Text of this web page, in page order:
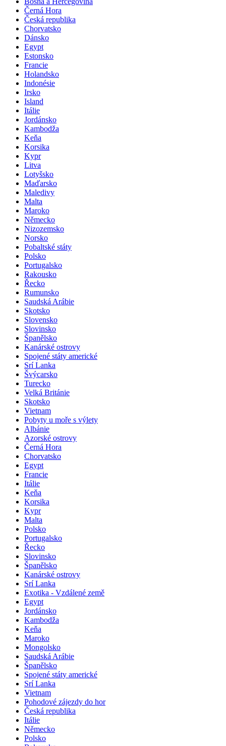
Černá Hora
Česká republika
Chorvatsko
Dánsko
Egypt
Estonsko
Francie
Holandsko
Indonésie
Irsko
Island
Itálie
Jordánsko
Kambodža
Keňa
Korsika
Kypr
Litva
Lotyšsko
Maďarsko
Maledivy
Malta
Maroko
Německo
Nizozemsko
Norsko
Pobaltské státy
Polsko
Portugalsko
Rakousko
Řecko
Rumunsko
Saudská Arábie
Skotsko
Slovensko
Slovinsko
Španělsko
Kanárské ostrovy
Spojené státy americké
Srí Lanka
Švýcarsko
Turecko
Velká Británie
Skotsko
Vietnam
Pobyty u moře s výlety
Albánie
Azorské ostrovy
Černá Hora
Chorvatsko
Egypt
Francie
Itálie
Keňa
Korsika
Kypr
Malta
Polsko
Portugalsko
Řecko
Slovinsko
Španělsko
Kanárské ostrovy
Srí Lanka
Exotika - Vzdálené země
Egypt
Jordánsko
Kambodža
Keňa
Maroko
Mongolsko
Saudská Arábie
Španělsko
Spojené státy americké
Srí Lanka
Vietnam
Pohodové zájezdy do hor
Česká republika
Itálie
Německo
Polsko